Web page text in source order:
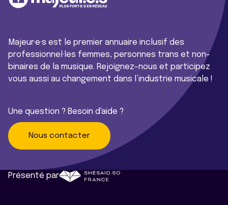
Majeur·e·s est le premier annuaire inclusif des
professionnel·les femmes, personnes trans et non-
binaires de la musique. Rejoignez-nous et participez
vous aussi au changement dans l’industrie musicale !
Une question ? Besoin d'aide ?
Nous contacter
Présenté par